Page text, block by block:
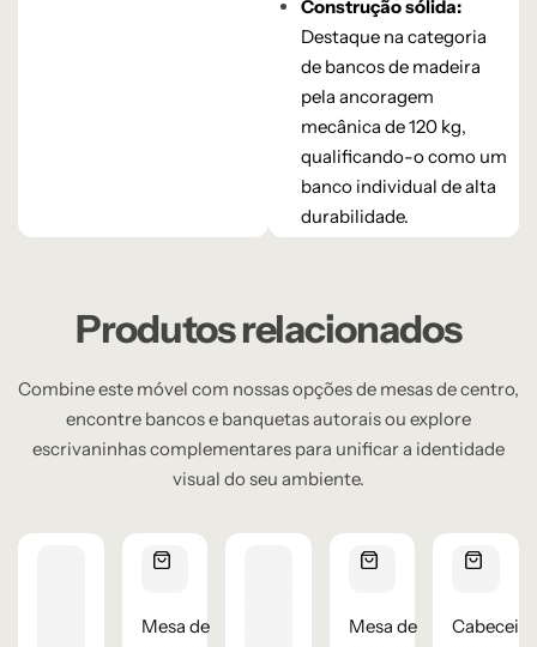
Construção sólida:
Destaque na categoria
de bancos de madeira
pela ancoragem
mecânica de 120 kg,
qualificando-o como um
banco individual de alta
durabilidade.
Produtos relacionados
Combine este móvel com nossas opções de mesas de centro,
encontre bancos e banquetas autorais ou explore
escrivaninhas complementares para unificar a identidade
visual do seu ambiente.
Mesa de
Mesa de
Cabeceira